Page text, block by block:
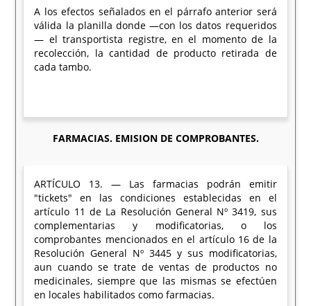
A los efectos señalados en el párrafo anterior será
válida la planilla donde —con los datos requeridos
— el transportista registre, en el momento de la
recolección, la cantidad de producto retirada de
cada tambo.
FARMACIAS. EMISION DE COMPROBANTES.
ARTÍCULO 13. — Las farmacias podrán emitir
"tickets" en las condiciones establecidas en el
artículo 11 de La Resolución General Nº 3419, sus
complementarias y modificatorias, o los
comprobantes mencionados en el artículo 16 de la
Resolución General Nº 3445 y sus modificatorias,
aun cuando se trate de ventas de productos no
medicinales, siempre que las mismas se efectúen
en locales habilitados como farmacias.